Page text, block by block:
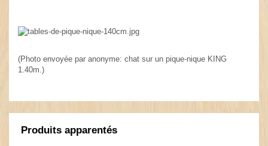
(Photo envoyée par anonyme: chat sur un pique-nique KING
1.40m.)
Produits apparentés